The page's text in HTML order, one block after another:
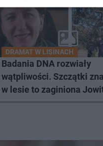
DRAMAT W LISINACH
Badania DNA rozwiały
wątpliwości. Szczątki
w lesie to zaginiona